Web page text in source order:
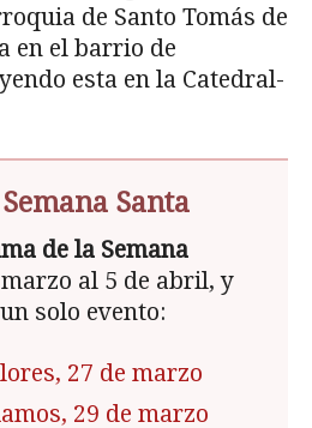
de Santo Tomás de
en el barrio de
esta en la Catedral-
Santa
de la Semana
al 5 de abril, y
solo evento:
27 de marzo
29 de marzo